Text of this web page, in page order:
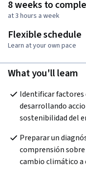
8 weeks to
at 3 hours a week
Flexible schedule
Learn at your own pace
What you'll learn
Identificar factores
desarrollando
sostenibilidad del
Preparar un
comprensión sobre
cambio climático